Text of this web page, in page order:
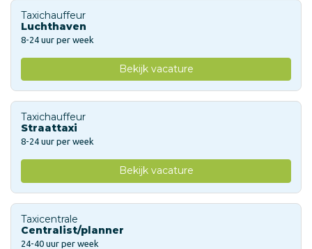
Taxichauffeur
Luchthaven
8-24 uur per week
Bekijk vacature
Taxichauffeur
Straattaxi
8-24 uur per week
Bekijk vacature
Taxicentrale
Centralist/planner
24-40 uur per week